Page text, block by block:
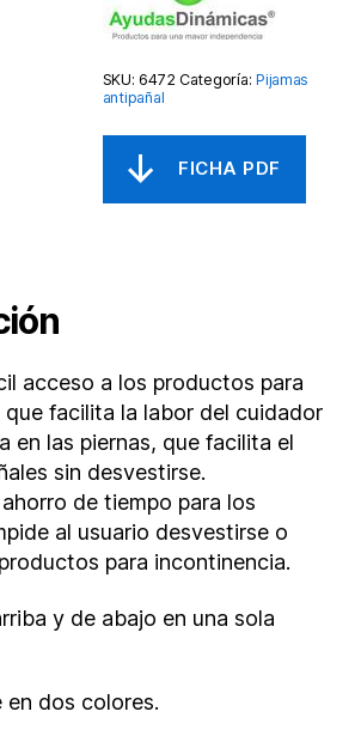
SKU:6472 Categoría:Pijamas
antipañal
acceso a los productos para
facilita la labor del cuidador
en las piernas, que facilita el
sin desvestirse.
de tiempo para los
al usuario desvestirse o
para incontinencia.
y de abajo en una sola
en dos colores.